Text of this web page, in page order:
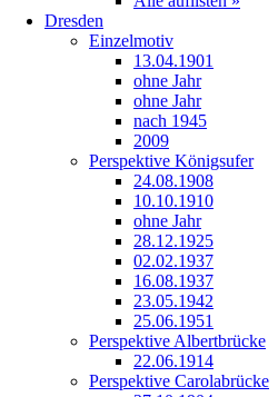
Dresden
Einzelmotiv
13.04.1901
ohne Jahr
ohne Jahr
nach 1945
2009
Perspektive Königsufer
24.08.1908
10.10.1910
ohne Jahr
28.12.1925
02.02.1937
16.08.1937
23.05.1942
25.06.1951
Perspektive Albertbrücke
22.06.1914
Perspektive Carolabrücke